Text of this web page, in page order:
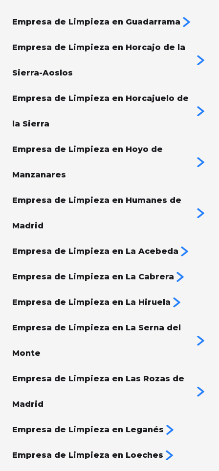
Empresa de Limpieza en Guadarrama
Empresa de Limpieza en Horcajo de la
Sierra-Aoslos
Empresa de Limpieza en Horcajuelo de
la Sierra
Empresa de Limpieza en Hoyo de
Manzanares
Empresa de Limpieza en Humanes de
Madrid
Empresa de Limpieza en La Acebeda
Empresa de Limpieza en La Cabrera
Empresa de Limpieza en La Hiruela
Empresa de Limpieza en La Serna del
Monte
Empresa de Limpieza en Las Rozas de
Madrid
Empresa de Limpieza en Leganés
Empresa de Limpieza en Loeches